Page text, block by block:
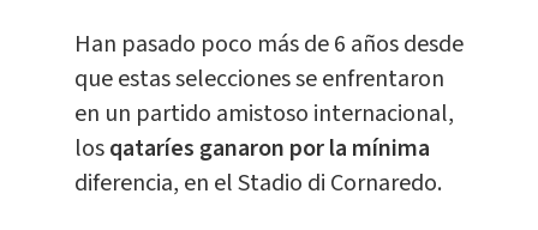
Han pasado poco más de 6 años desde
que estas selecciones se enfrentaron
en un partido amistoso internacional,
losqataríes ganaron por la mínima
diferencia, en el Stadio di Cornaredo.